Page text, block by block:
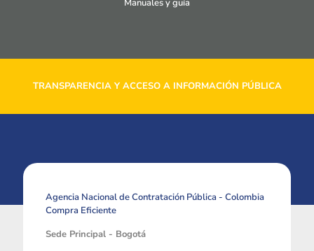
Manuales y guía
TRANSPARENCIA Y ACCESO A INFORMACIÓN PÚBLICA
Agencia Nacional de Contratación Pública - Colombia
Compra Eficiente
Sede Principal - Bogotá